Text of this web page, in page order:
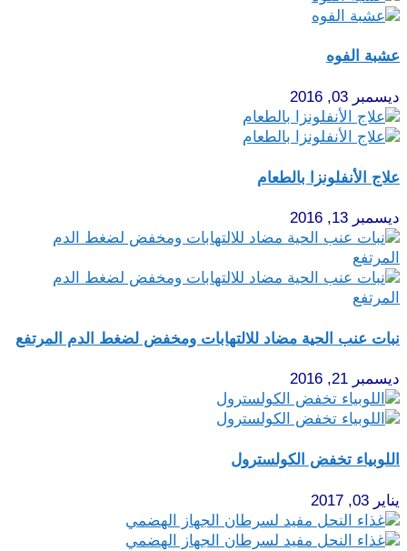
عشبة الفوه
ديسمبر 03, 2016
علاج الأنفلونزا بالطعام
ديسمبر 13, 2016
نبات عنب الحية مضاد للالتهابات ومخفض لضغط الدم المرتفع
ديسمبر 21, 2016
اللوبياء تخفض الكولسترول
يناير 03, 2017